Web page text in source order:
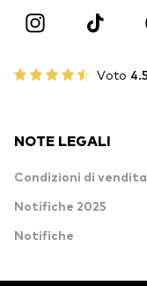
Voto
NOTE LEGALI
Condizioni di
Notifiche 2025
Notifiche